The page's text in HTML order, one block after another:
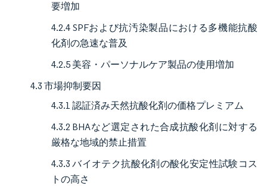
要増加
4.2.4 SPFおよび抗汚染製品における多機能抗酸
化剤の急速な普及
4.2.5 美容・パーソナルケア製品の使用増加
4.3 市場抑制要因
4.3.1 認証済み天然抗酸化剤の価格プレミアム
4.3.2 BHAなど選定された合成抗酸化剤に対する
厳格な地域的禁止措置
4.3.3 バイオテク抗酸化剤の酸化安定性試験コス
トの高さ